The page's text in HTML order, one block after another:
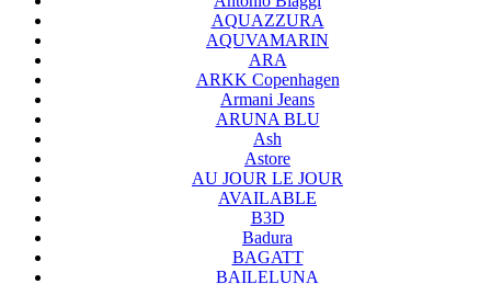
AQUAZZURA
AQUVAMARIN
ARA
ARKK Copenhagen
Armani Jeans
ARUNA BLU
Ash
Astore
AU JOUR LE JOUR
AVAILABLE
B3D
Badura
BAGATT
BAILELUNA